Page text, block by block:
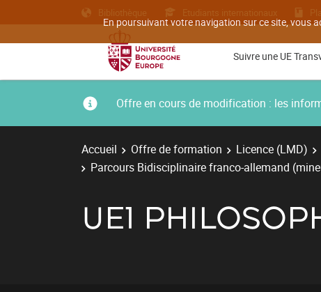
En poursuivant votre navigation sur ce site, vous
Bibliothèque Etudiants internationaux
Suivre une UE
Offre en cours de modification : les
Accueil Offre de formation Licence (LMD)
Parcours Bidisciplinaire franco-allemand
UE1